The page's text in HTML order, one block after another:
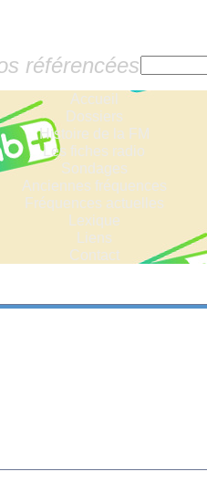
référencées
Accueil
Dossiers
Histoire de la FM
Les fiches radio
Sondages
Anciennes fréquences
Fréquences actuelles
Lexique
Liens
Contact